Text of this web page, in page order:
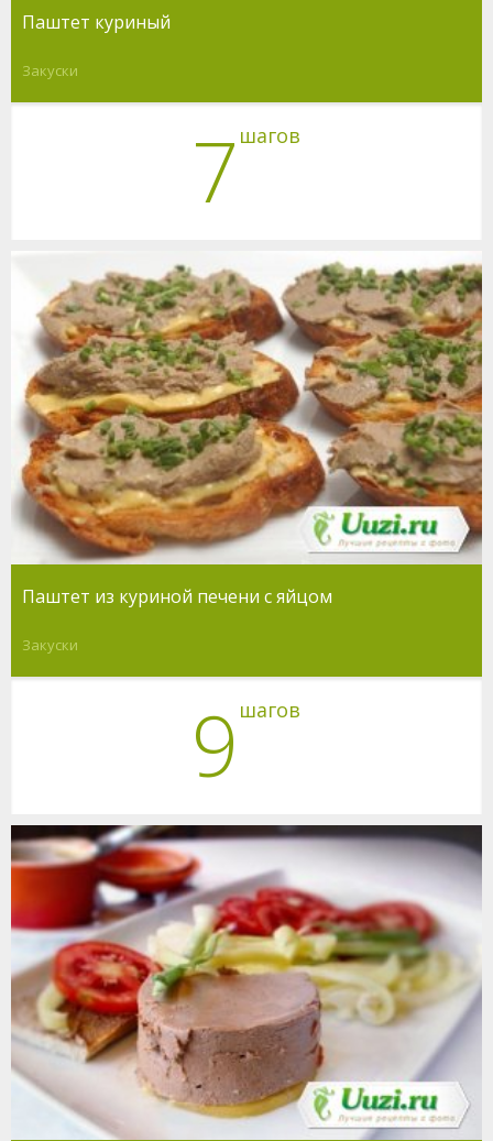
Паштет куриный
Закуски
7 шагов
Паштет из куриной печени с яйцом
Закуски
9 шагов